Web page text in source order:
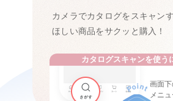
カメラでカタログをスキャン
ほしい商品をサクッと購入！
カタログスキャンを使う
画面下
メニ